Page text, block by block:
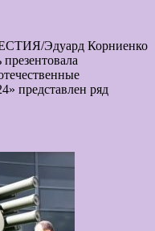
Эдуард Корниенко
представлен ряд